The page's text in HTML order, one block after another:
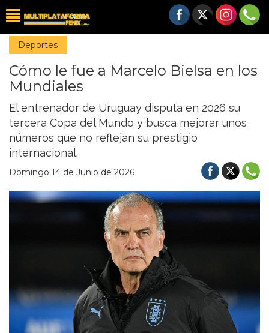
Deportes
Cómo le fue a Marcelo Bielsa en los
Mundiales
El entrenador de Uruguay disputa en 2026 su
tercera Copa del Mundo y busca mejorar unos
números que no reflejan su prestigio
internacional.
Domingo 14 de Junio de 2026